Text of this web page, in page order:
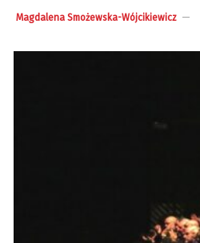
Magdalena Smożewska-Wójcikiewicz